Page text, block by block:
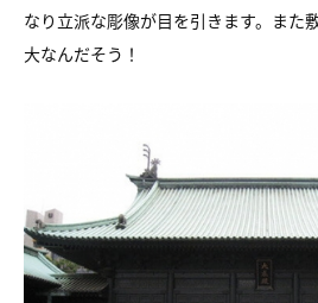
なり立派な彫像が目を引きます。また
大なんだそう！